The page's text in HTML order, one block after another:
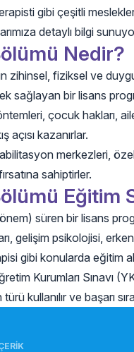
gibi çeşitli
detaylı bilgi
Nedir?
zihinsel, fiziksel ve
sağlayan bir lisans
çocuk hakları,
açısı kazanırlar.
merkezleri,
sahiptirler.
Eğitim
süren bir lisans
gelişim psikolojisi,
gibi konularda eğitim
Kurumları Sınavı
kullanılır ve başarı